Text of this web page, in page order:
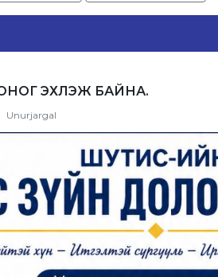
ЭХЛЭЖ БАЙНА.
Unurjargal